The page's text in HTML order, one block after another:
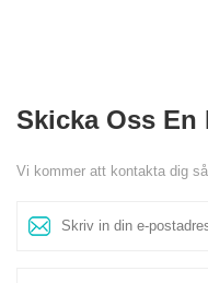
Skicka Oss En
Vi kommer att kontakta dig